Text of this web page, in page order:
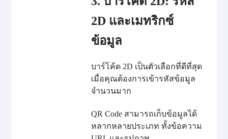
2D และเมทริกซ์
ข้อมูล
บาร์โค้ด 2D เป็นตัวเลือกที่ดีที่สุด
เมื่อคุณต้องการเข้ารหัสข้อมูล
จำนวนมาก
QR Code สามารถเก็บข้อมูลได้
หลากหลายประเภท ทั้งข้อความ